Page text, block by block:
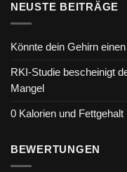
NEUSTE BEITRÄGE
Könnte dein Gehirn
RKI-Studie bescheinigt
Mangel
0 Kalorien und
BEWERTUNGEN